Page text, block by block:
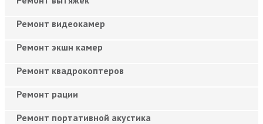
Ремонт видеокамер
Ремонт экшн камер
Ремонт квадрокоптеров
Ремонт рации
Ремонт портативной акустика